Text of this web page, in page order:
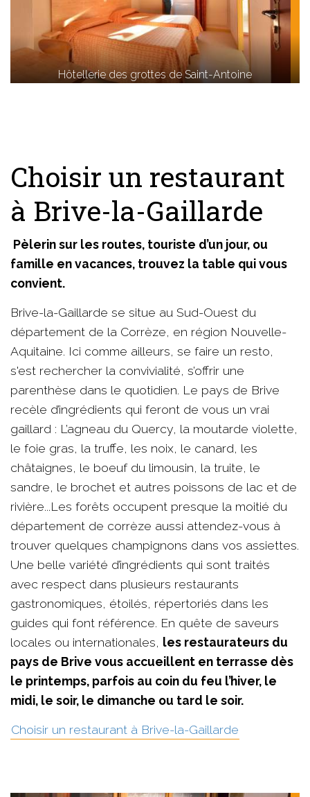
Hôtellerie des grottes de Saint-Antoine
Choisir un restaurant
à Brive-la-Gaillarde
Pèlerin sur les routes, touriste d’un jour, ou
famille en vacances, trouvez la table qui vous
convient.
Brive-la-Gaillarde se situe au Sud-Ouest du
département de la Corrèze, en région Nouvelle-
Aquitaine. Ici comme ailleurs, se faire un resto,
s'est rechercher la convivialité, s’offrir une
parenthèse dans le quotidien. Le pays de Brive
recèle d’ingrédients qui feront de vous un vrai
gaillard : L’agneau du Quercy, la moutarde violette,
le foie gras, la truffe, les noix, le canard, les
châtaignes, le boeuf du limousin, la truite, le
sandre, le brochet et autres poissons de lac et de
rivière...Les forêts occupent presque la moitié du
département de corrèze aussi attendez-vous à
trouver quelques champignons dans vos assiettes.
Une belle variété d’ingrédients qui sont traités
avec respect dans plusieurs restaurants
gastronomiques, étoilés, répertoriés dans les
guides qui font référence. En quête de saveurs
locales ou internationales, les restaurateurs du
pays de Brive vous accueillent en terrasse dès
le printemps, parfois au coin du feu l’hiver, le
midi, le soir, le dimanche ou tard le soir.
Choisir un restaurant à Brive-la-Gaillarde